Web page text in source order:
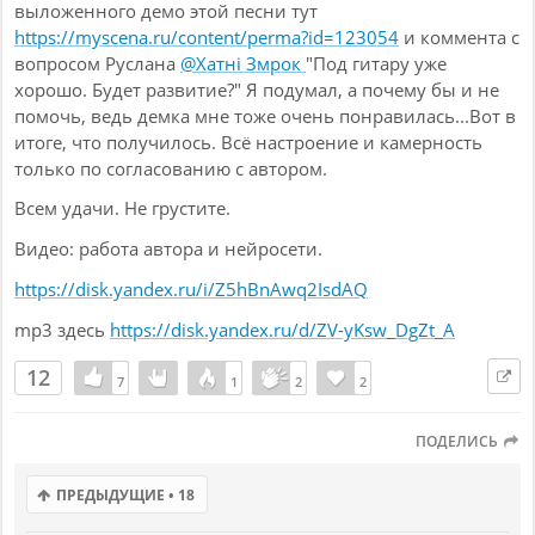
#shorts #хочуврек."
Просмотров нет.
Боль. Печаль.
Больше никаких чужих танцующих девочек и никакой
нецензурщины, даже красиво закамуфлированной!
Что и как делать? – будем рисовать. Точнее рисовать
будет ИИ, хорошо хоть это более менее решилось.
прикол с инопланетным голосом «За создание фэйков».
Выложен тот был около месяца назад. Я на всякий
случай удаляю это видео и с ТикТока на опережение. А
ТикТок в ответ добавил меня в «тихий бан» без каких
чего, конечно же, я не знал. До удаления просмотры
были.
выложенного демо этой песни тут
https://myscena.ru/content/perma?id=123054 и коммента с
вопросом Руслана @Хатнi Змрок "Под гитару уже
хорошо. Будет развитие?" Я подумал, а почему бы и не
помочь, ведь демка мне тоже очень понравилась...Вот в
итоге, что получилось. Всё настроение и камерность
только по согласованию с автором.
Всем удачи. Не грустите.
Видео: работа автора и нейросети.
https://disk.yandex.ru/i/Z5hBnAwq2IsdAQ
mp3 здесь https://disk.yandex.ru/d/ZV-yKsw_DgZt_A
12 7
7 11 2
2 2
2
ПОДЕЛИСЬ
ПРЕДЫДУЩИЕ • 18